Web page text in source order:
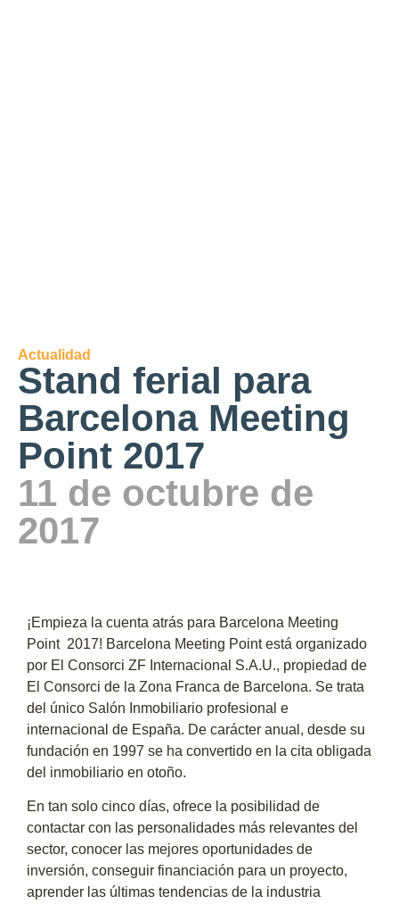
Actualidad
Stand ferial para
Barcelona Meeting
Point 2017
11 de octubre de
2017
¡Empieza la cuenta atrás para Barcelona Meeting
Point 2017! Barcelona Meeting Point está organizado
por El Consorci ZF Internacional S.A.U., propiedad de
El Consorci de la Zona Franca de Barcelona. Se trata
del único Salón Inmobiliario profesional e
internacional de España. De carácter anual, desde su
fundación en 1997 se ha convertido en la cita obligada
del inmobiliario en otoño.
En tan solo cinco días, ofrece la posibilidad de
contactar con las personalidades más relevantes del
sector, conocer las mejores oportunidades de
inversión, conseguir financiación para un proyecto,
aprender las últimas tendencias de la industria